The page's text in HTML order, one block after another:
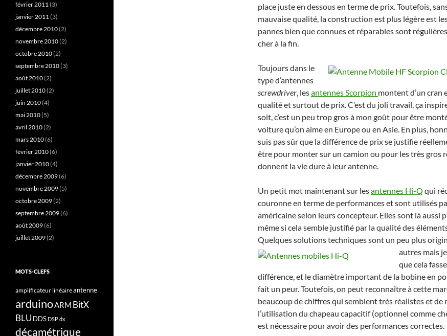
place juste en dessous en terme de prix. Toutefois,
mauvaise qualité, la construction est plus légère est
pannes bien que connues et réparables sont
cher à la fin.
Toujours dans le
type d’antennes
screwdriver, lesantennes Scorpion montent d’un cran
qualité et surtout de prix. C’est du joli travail, ça
soit, c’est un peu trop gros à mon goût pour être
voiture qu’on aime en Europe ou en Asie. En plus,
suis pas sûr que la différence de prix se justifie
être pour monter sur un camion ou pour les très gros
donnent la vie dure à leur antenne.
Un petit mot maintenant sur lesantennes Hi-Q qui
couronne en terme de performances et sont utilisés
américaine selon leurs concepteur. Elles sont là aussi
même si cela semble justifié par la qualité des
Quelques solutions techniques sont un peu plus
autres mais
que cela
différence, et le diamètre important de la bobine en
fait un peur. Toutefois, on peut reconnaître à cette
beaucoup de chiffres qui semblent très réalistes et de
l’utilisation du chapeau capacitif (optionnel comme
est nécessaire pour avoir des performances correctes.
février 2011(3)
janvier 2011(3)
décembre 2010(2)
novembre 2010(2)
octobre 2010(2)
septembre 2010(3)
août 2010(2)
juillet 2010(2)
juin 2010(4)
mai 2010(5)
avril 2010(2)
mars 2010(6)
février 2010(6)
janvier 2010(4)
décembre 2009(6)
novembre 2009(5)
octobre 2009(2)
septembre 2009(6)
août 2009(6)
juillet 2009(2)
MOTS-CLEFS
amplificateur linéaireantenne
arduinoARM BitX
BLU DDS DSPdx
décamétrique